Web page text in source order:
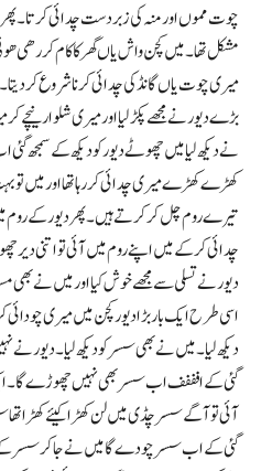
چوت مموں اور منہ کی زبردست چدائی کرتا۔ پھر
مشکل تھا۔ میں کچن واش یاں گھر کا کام کر رھی
میری چوت یاں گانڈ کی چدائی کرنا شروع کر
بڑے دیور نے مجھے پکڑ لیا اور میری شلوار نیچے
نے دیکھ لیا میں چھوٹے دیور کو دیکھ کے سمجھ
کھڑے کھڑے میری چدائی کر رہا تھا اورمیں تو
تیرے روم چل کر کرتے ہیں۔ پھر دیور کے روم
چدائی کر کے میں اپنے روم میں آئی تو اتنی دیر
دیور نے تسلی سے مجھے خوش کیا اور میں نے
اسی طرح ایک بار بڑا دیور کچن میں میری چودائی کر
دیکھ لیا۔ میں نے بھی سسر کو دیکھ لیا۔ دیور نے
گئی کے افففف اب سسر بھی نہیں چھوڑے گا۔
آئی تو آگے سسر چڈی میں لن کھڑا کیئے کھڑا تھا
گئی کے اب سسر چودے گا میں نے جاکر سسر کے لن